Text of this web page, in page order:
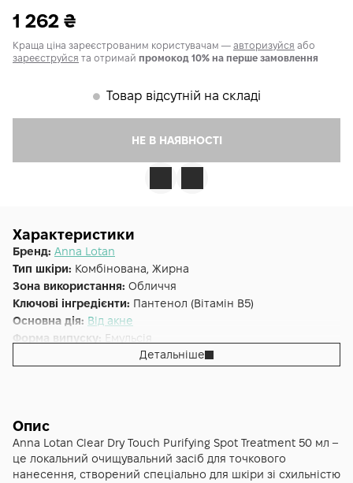
1 262 ₴
Краща ціна зареєстрованим користувачам — авторизуйся або
зареєструйся та отримай промокод 10% на перше замовлення
𒊹 Товар відсутній на складі
НЕ В НАЯВНОСТІ
Характеристики
Бренд: Anna Lotan
Тип шкіри: Комбінована, Жирна
Зона використання: Обличчя
Ключові інгредієнти: Пантенол (Вітамін B5)
Основна дія: Від акне
Форма випуску: Емульсія
Treatment
Детальніше
Опис
Anna Lotan Clear Dry Touch Purifying Spot Treatment 50 мл –
це локальний очищувальний засіб для точкового
нанесення, створений спеціально для шкіри зі схильністю